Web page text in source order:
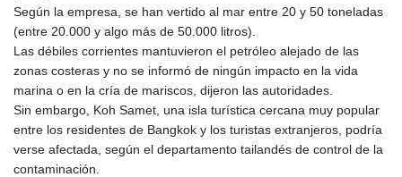
HNL 30.919233
HRK 7.533413
HTG 150.826824
HUF 362.202869
IDR 20696.181862
ILS 3.470255
IMP 0.858651
INR 109.822567
Según la empresa, se han vertido al mar entre 20 y 50 toneladas
(entre 20.000 y algo más de 50.000 litros).
Las débiles corrientes mantuvieron el petróleo alejado de las
zonas costeras y no se informó de ningún impacto en la vida
marina o en la cría de mariscos, dijeron las autoridades.
Sin embargo, Koh Samet, una isla turística cercana muy popular
entre los residentes de Bangkok y los turistas extranjeros, podría
verse afectada, según el departamento tailandés de control de la
contaminación.